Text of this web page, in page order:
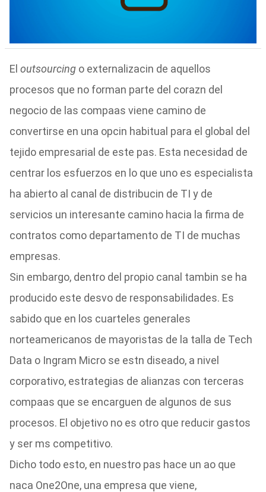
El outsourcingo externalizacin de aquellos
procesos que no forman parte del corazn del
negocio de las compaas viene camino de
convertirse en una opcin habitual para el global del
tejido empresarial de este pas. Esta necesidad de
centrar los esfuerzos en lo que uno es especialista
ha abierto al canal de distribucin de TI y de
servicios un interesante camino hacia la firma de
contratos como departamento de TI de muchas
empresas.
Sin embargo, dentro del propio canal tambin se ha
producido este desvo de responsabilidades. Es
sabido que en los cuarteles generales
norteamericanos de mayoristas de la talla de Tech
Data o Ingram Micro se estn diseado, a nivel
corporativo, estrategias de alianzas con terceras
compaas que se encarguen de algunos de sus
procesos. El objetivo no es otro que reducir gastos
y ser ms competitivo.
Dicho todo esto, en nuestro pas hace un ao que
naca One2One, una empresa que viene,